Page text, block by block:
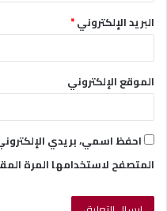
البريد الإلكتروني*
الموقع الإلكتروني
احفظ اسمي، بريدي
المتصفح لاستخدامها المرة